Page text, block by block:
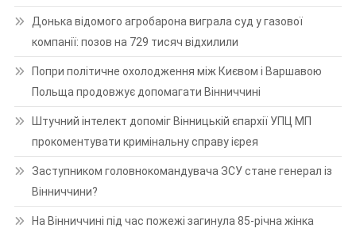
Донька відомого агробарона виграла суд у газової
компанії: позов на 729 тисяч відхилили
Попри політичне охолодження між Києвом і Варшавою
Польща продовжує допомагати Вінниччині
Штучний інтелект допоміг Вінницькій єпархії УПЦ МП
прокоментувати кримінальну справу ієрея
Заступником головнокомандувача ЗСУ стане генерал із
Вінниччини?
На Вінниччині під час пожежі загинула 85-річна жінка